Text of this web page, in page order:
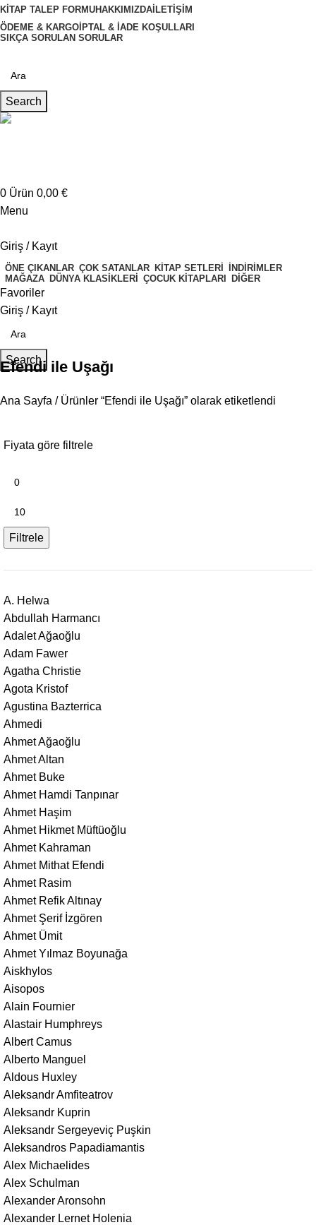
KITAP TALEP FORMUHAKKIMIZDA İLETIŞIM
ÖDEME & KARGO İPTAL & İADE KOŞULLARI
SIKÇA SORULAN SORULAR
Search
0 Ürün 0,00 €
Menu
Giriş / Kayıt
ÖNE ÇIKANLAR ÇOK SATANLAR KITAP SETLERI İNDIRIMLER
MAĞAZA DÜNYA KLASIKLERI ÇOCUK KITAPLARI DIĞER
Favoriler
Giriş / Kayıt
Search
Efendi ile Uşağı
Ana Sayfa Ürünler “Efendi ile Uşağı” olarak etiketlendi
Fiyata göre filtrele
Filtrele
A. Helwa
Abdullah Harmancı
Adalet Ağaoğlu
Adam Fawer
Agatha Christie
Agota Kristof
Agustina Bazterrica
Ahmedi
Ahmet Ağaoğlu
Ahmet Altan
Ahmet Buke
Ahmet Hamdi Tanpınar
Ahmet Haşim
Ahmet Hikmet Müftüoğlu
Ahmet Kahraman
Ahmet Mithat Efendi
Ahmet Rasim
Ahmet Refik Altınay
Ahmet Şerif İzgören
Ahmet Ümit
Ahmet Yılmaz Boyunağa
Aiskhylos
Aisopos
Alain Fournier
Alastair Humphreys
Albert Camus
Alberto Manguel
Aldous Huxley
Aleksandr Amfiteatrov
Aleksandr Kuprin
Aleksandr Sergeyeviç Puşkin
Aleksandros Papadiamantis
Alex Michaelides
Alex Schulman
Alexander Aronsohn
Alexander Lernet Holenia